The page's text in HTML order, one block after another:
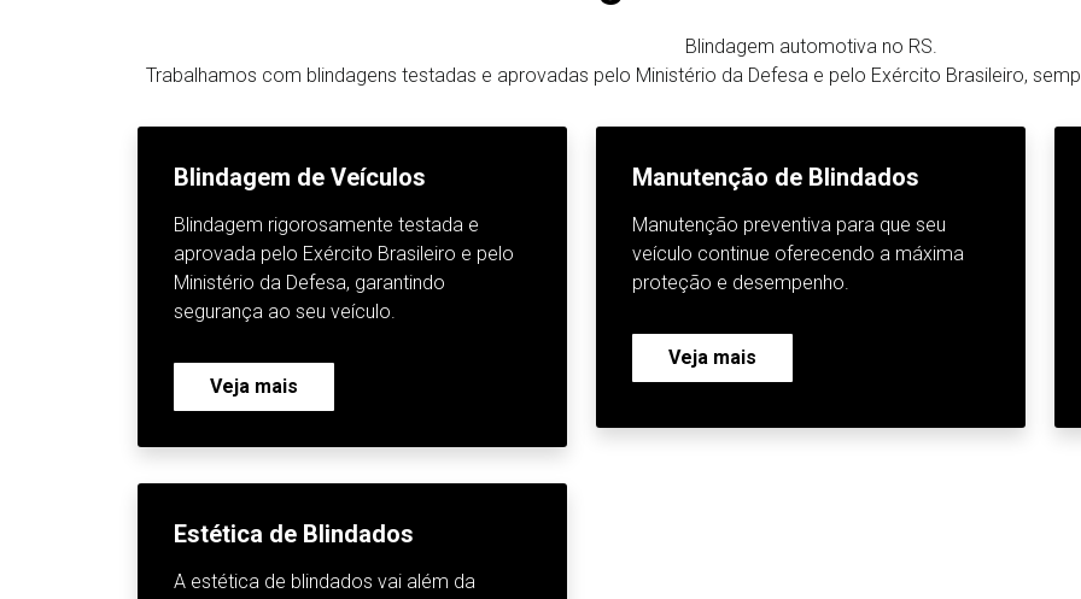
Blindagem automotiva no RS.
Trabalhamos com blindagens testadas e aprovadas pelo Ministério da Defesa e pelo Exército Brasileiro,
Blindagem de Veículos
Blindagem rigorosamente testada e
aprovada pelo Exército Brasileiro e pelo
Ministério da Defesa, garantindo
segurança ao seu veículo.
Veja mais
Manutenção de Blindados
Manutenção preventiva para que seu
veículo continue oferecendo a máxima
proteção e desempenho.
Veja mais
Estética de Blindados
A estética de blindados vai além da